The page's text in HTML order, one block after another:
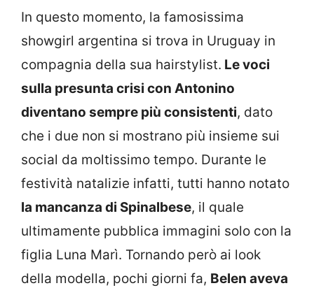
In questo momento, la famosissima
showgirl argentina si trova in Uruguay in
compagnia della sua hairstylist. Le voci
sulla presunta crisi con Antonino
diventano sempre più consistenti, dato
che i due non si mostrano più insieme sui
social da moltissimo tempo. Durante le
festività natalizie infatti, tutti hanno notato
la mancanza di Spinalbese, il quale
ultimamente pubblica immagini solo con la
figlia Luna Marì. Tornando però ai look
della modella, pochi giorni fa, Belen aveva